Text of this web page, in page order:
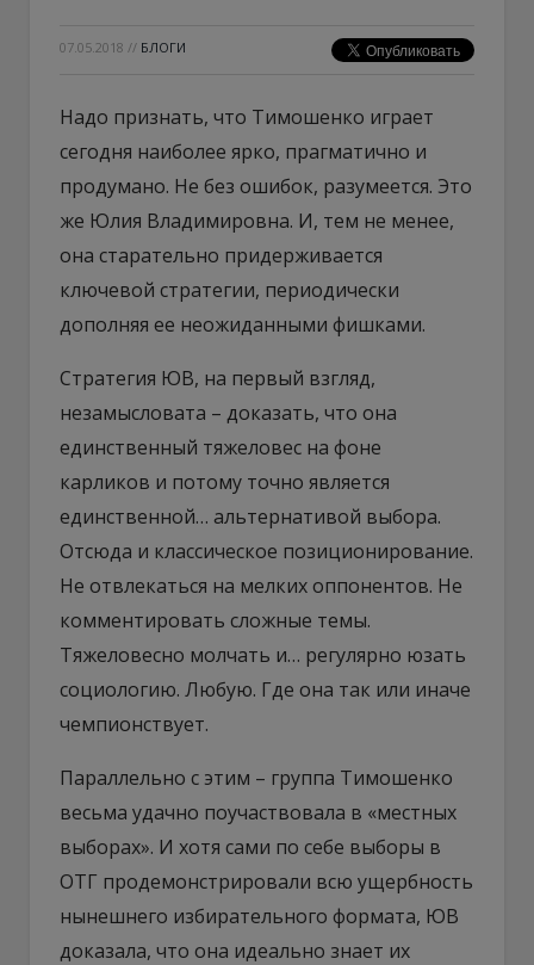
07.05.2018 // БЛОГИ
Надо признать, что Тимошенко играет
сегодня наиболее ярко, прагматично и
продумано. Не без ошибок, разумеется. Это
же Юлия Владимировна. И, тем не менее,
она старательно придерживается
ключевой стратегии, периодически
дополняя ее неожиданными фишками.
Стратегия ЮВ, на первый взгляд,
незамысловата – доказать, что она
единственный тяжеловес на фоне
карликов и потому точно является
единственной… альтернативой выбора.
Отсюда и классическое позиционирование.
Не отвлекаться на мелких оппонентов. Не
комментировать сложные темы.
Тяжеловесно молчать и… регулярно юзать
социологию. Любую. Где она так или иначе
чемпионствует.
Параллельно с этим – группа Тимошенко
весьма удачно поучаствовала в «местных
выборах». И хотя сами по себе выборы в
ОТГ продемонстрировали всю ущербность
нынешнего избирательного формата, ЮВ
доказала, что она идеально знает их